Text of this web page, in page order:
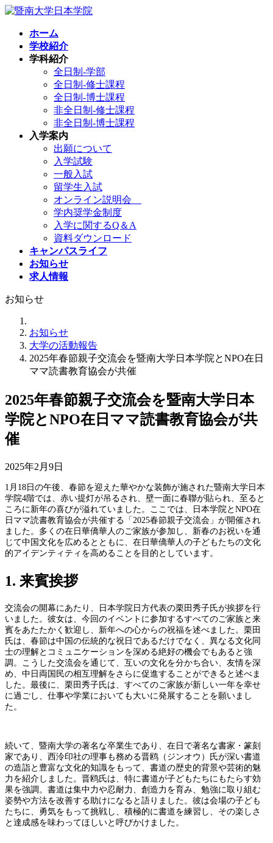
コ
ナ
ホーム
学校紹介
学科紹介
全日制-学部
全日制-修士課程
全日制-博士課程
非全日制-修士課程
非全日制-博士課程
入学案内
出願について
入学試験
一般入試
留学生入試
オンライン説明会
学内奨学金制度
入学に関するQ＆A
資料ダウンロード
キャンパスライフ
お知らせ
求人情報
お知らせ
お知らせ
大学の活動報告
2025年春節親子交流会を暨南大学日本学院とNPO在日
ママ読書教育協会が共催
2025年春節親子交流会を暨南大学日本
学院とNPO在日ママ読書教育協会が共
催
2025年2月9日
1月18日の午後、春節を迎えた華やかな装飾が施された暨南大学日本
学院4階では、赤い提灯が吊るされ、壁一面に春聯が貼られ、至ると
ころに新年の喜びが溢れていました。ここでは、日本学院とNPO在
日ママ読書教育協会が共催する「2025春節親子交流会」が開催され
ました。多くの在日華僑華人のご家族が参加し、新春のお祝いを通
じて中国文化を広めるとともに、在日華僑華人の子どもたちの文化
的アイデンティティを高めることを目的としています。
1. 来賓挨拶
交流会の開幕にあたり、日本学院日方代表の栗田秀子氏が挨拶を行
いました。彼女は、今回のイベントに参加するすべてのご家族と来
賓をあたたかく歓迎し、新年への心からの祝福を述べました。栗田
氏は、春節は中国の伝統的な祝日であるだけでなく、異なる文化同
士の理解とコミュニケーションを深める絶好の機会でもあると強
調。こうした交流会を通じて、互いの文化を分かち合い、友情を深
め、中日両国民の相互理解をさらに促進することができると述べま
した。最後に、栗田秀子氏は、すべてのご家族が新しい一年を幸せ
に過ごし、仕事や学業においても大いに発展することを願いまし
た。
続いて、暨南大学の著名な卒業生であり、在日で著名な書家・篆刻
家であり、西泠印社の理事も務める晋鸥（ジンオウ）氏が深い書道
の造詣と豊富な文化的知識をもって、書道の歴史的背景や芸術的魅
力を紹介しました。晋鸥氏は、特に書道が子どもたちにもたらす効
果を強調。書道は集中力や忍耐力、創造力を育み、勉強に取り組む
姿勢や方法を改善する助けになると語りました。彼は会場の子ども
たちに、勇気をもって挑戦し、積極的に書道を練習し、その楽しさ
と達成感を味わってほしいと呼びかけました。